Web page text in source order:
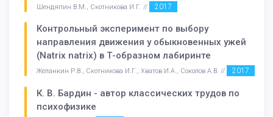
Шендяпин В.М., Скотникова И.Г. // 2017
Контрольный эксперимент по выбору
направления движения у обыкновенных ужей
(Natrix natrix) в Т-образном лабиринте
Желанкин Р.В., Скотникова И.Г., Хватов И.А., Соколов А.В. // 2017
К. В. Бардин - автор классических трудов по
психофизике